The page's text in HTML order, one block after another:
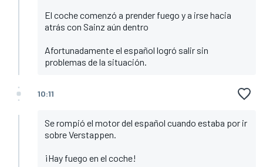
El coche comenzó a prender fuego y a irse hacia
atrás con Sainz aún dentro
Afortunadamente el español logró salir sin
problemas de la situación.
10:11
Se rompió el motor del español cuando estaba por ir
sobre Verstappen.
¡Hay fuego en el coche!